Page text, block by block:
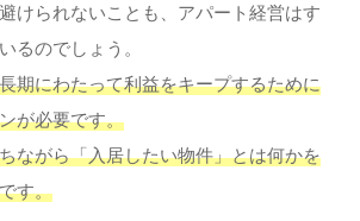
けられないことも、アパート経営はす
るのでしょう。
期にわたって利益をキープするために
が必要です。
ながら「入居したい物件」とは何かを
す。